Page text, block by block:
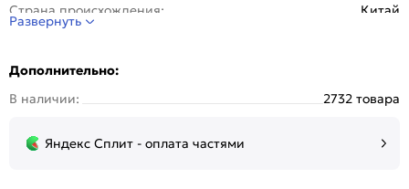
Страна происхождения:
Китай
Развернуть
Дополнительно:
В наличии:
2732 товара
Яндекс Сплит - оплата частями